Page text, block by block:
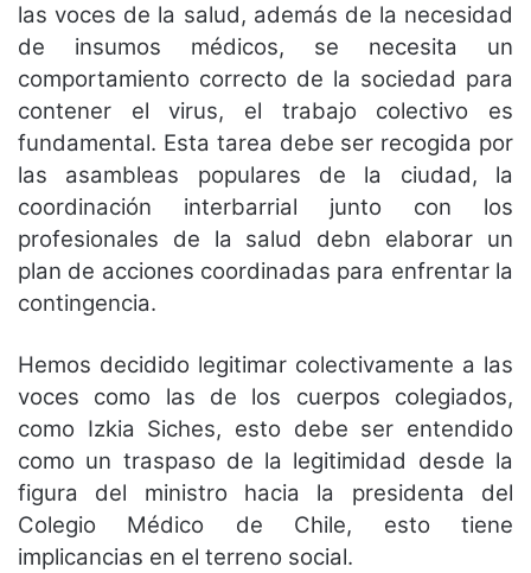
las voces de la salud, además de la necesidad
de insumos médicos, se necesita un
comportamiento correcto de la sociedad para
contener el virus, el trabajo colectivo es
fundamental. Esta tarea debe ser recogida por
las asambleas populares de la ciudad, la
coordinación interbarrial junto con los
profesionales de la salud debn elaborar un
plan de acciones coordinadas para enfrentar la
contingencia.
Hemos decidido legitimar colectivamente a las
voces como las de los cuerpos colegiados,
como Izkia Siches, esto debe ser entendido
como un traspaso de la legitimidad desde la
figura del ministro hacia la presidenta del
Colegio Médico de Chile, esto tiene
implicancias en el terreno social.